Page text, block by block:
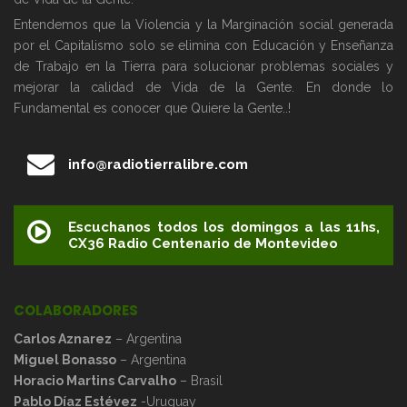
Entendemos que la Violencia y la Marginación social generada
por el Capitalismo solo se elimina con Educación y Enseñanza
de Trabajo en la Tierra para solucionar problemas sociales y
mejorar la calidad de Vida de la Gente. En donde lo
Fundamental es conocer que Quiere la Gente..!
info@radiotierralibre.com
Escuchanos todos los domingos a las 11hs,
CX36 Radio Centenario de Montevideo
COLABORADORES
Carlos Aznarez – Argentina
Miguel Bonasso – Argentina
Horacio Martins Carvalho – Brasil
Pablo Díaz Estévez -Uruguay